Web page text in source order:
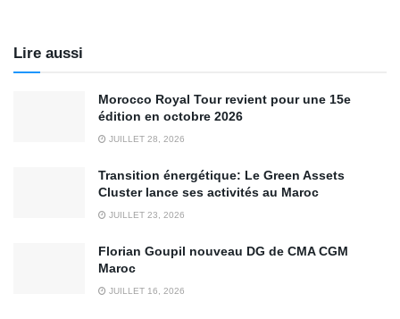
Lire aussi
Morocco Royal Tour revient pour une 15e
édition en octobre 2026
JUILLET 28, 2026
Transition énergétique: Le Green Assets
Cluster lance ses activités au Maroc
JUILLET 23, 2026
Florian Goupil nouveau DG de CMA CGM
Maroc
JUILLET 16, 2026